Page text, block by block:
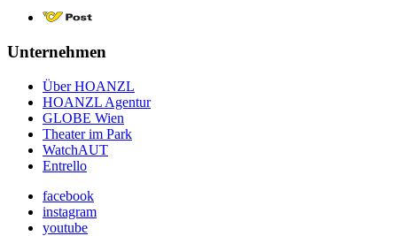
Unternehmen
Über HOANZL
HOANZL Agentur
GLOBE Wien
Theater im Park
WatchAUT
Entrello
facebook
instagram
youtube